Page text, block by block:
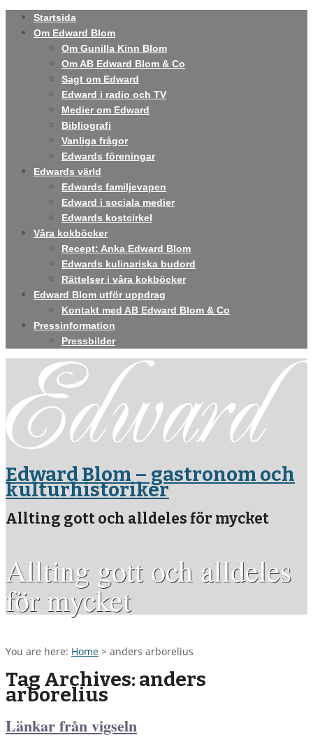
Startsida
Om Edward Blom
Om Gunilla Kinn Blom
Om AB Edward Blom & Co
Sagt om Edward
Edward i radio och TV
Medier om Edward
Bibliografi
Vanliga frågor
Edwards föreningar
Edwards värld
Edwards familjevapen
Edward i sociala medier
Edwards kostcirkel
Våra kokböcker
Recept: Anka Edward Blom
Edwards kulinariska budord
Rättelser i våra kokböcker
Edward Blom utför uppdrag
Kontakt med AB Edward Blom & Co
Pressinformation
Pressbilder
Edward Blom – gastronom och
kulturhistoriker
Allting gott och alldeles för mycket
Allting gott och alldeles
för mycket
You are here: Home > anders arborelius
Tag Archives: anders
arborelius
Länkar från vigseln